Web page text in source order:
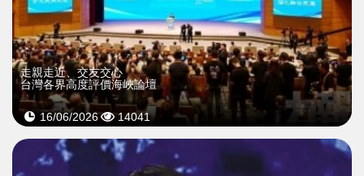
​走親走近、交友交心
台灣各界高度評價海峽論壇
16/06/2026 14041